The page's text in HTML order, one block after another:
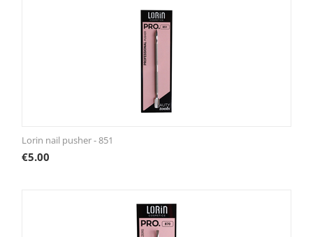
Lorin nail pusher - 851
€5.00